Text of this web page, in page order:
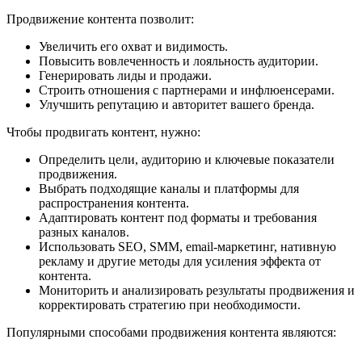
Продвижение контента позволит:
Увеличить его охват и видимость.
Повысить вовлеченность и лояльность аудитории.
Генерировать лиды и продажи.
Строить отношения с партнерами и инфлюенсерами.
Улучшить репутацию и авторитет вашего бренда.
Чтобы продвигать контент, нужно:
Определить цели, аудиторию и ключевые показатели
продвижения.
Выбрать подходящие каналы и платформы для
распространения контента.
Адаптировать контент под форматы и требования
разных каналов.
Использовать SEO, SMM, email-маркетинг, нативную
рекламу и другие методы для усиления эффекта от
контента.
Мониторить и анализировать результаты продвижения и
корректировать стратегию при необходимости.
Популярными способами продвижения контента являются: